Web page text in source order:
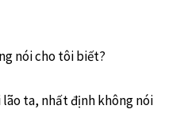
nói cho tôi biết?
lão ta, nhất định không nói